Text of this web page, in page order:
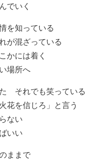
でいく
を知っている
が混ざっている
かには着く
場所へ
それでも笑っている
花を信じろ」と言う
ない
いい
ままで